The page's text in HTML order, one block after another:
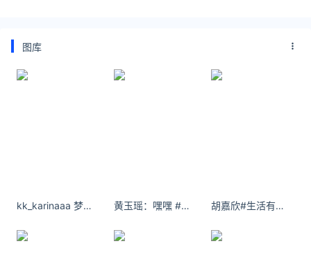
图库
kk_karinaaa 梦中的那个日落 黄玉瑶：嘿嘿 #永劫音乐节是懂整活的 #永劫倩女彼岸音乐节 胡嘉欣#生活有星意# 感谢陪伴又大一岁啦